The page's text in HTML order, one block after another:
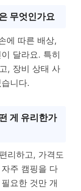
무엇인가요
에 따른 배상,
달라요. 특히
, 장비 상태 사
니다.
게 유리한가
리하고, 가격도
주 캠핑을 다
요한 것만 개